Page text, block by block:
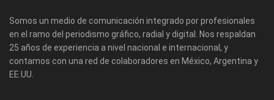
Somos un medio de comunicación integrado por profesionales
en el ramo del periodismo gráfico, radial y digital. Nos respaldan
25 años de experiencia a nivel nacional e internacional, y
contamos con una red de colaboradores en México, Argentina y
EE.UU.